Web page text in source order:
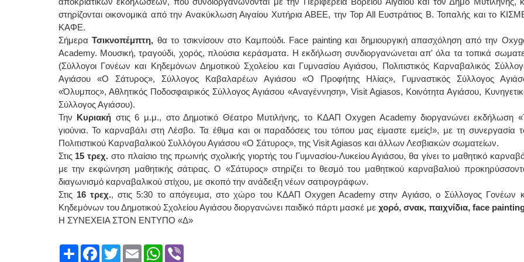
στηρίζονται οικονομικά από την Ανακύκλωση Αιγαίου Χυτήρια ΑΒΕΕ, την Top All Ευστράτιος Β. Τοπαλής και το
ΚΑΦΕ.
Σήμερα Τσικνοπέμπτη, θα το τσικνίσουν στο Καμπούδι. Face painting και δημιουργική απασχόληση από την
Academy. Μουσική, τραγούδι, χορός, πλούσια κεράσματα. H εκδήλωση συνδιοργανώνεται απ' όλα τα τοπικά
(Σύλλογοι Γονέων και Κηδεμόνων Δημοτικού Σχολείου και Γυμνασίου Αγιάσου, Πολιτιστικός Καρναβαλικός
Αγιάσου «Ο Σάτυρος», Σύλλογος Καβαλαρέων Αγιάσου «Ο Προφήτης Ηλίας», Γυμναστικός Σύλλογος
«Όλυμπος», Αθλητικός Ποδοσφαιρικός Σύλλογος Αγιάσου «Αναγέννηση», Visit Agiasos, Κοινότητα Αγιάσου,
Σύλλογος Αγιάσου).
Την Κυριακή στις 6 μ.μ., στο Δημοτικό Θέατρο Μυτιλήνης, το ΚΔΑΠ Oxygen Academy διοργανώνει εκδήλωση
γιούνια. Το καρναβάλι στη Λέσβο. Τα έθιμα και οι παραδόσεις του τόπου μας είμαστε εμείς!», με τη συνεργασία
Πολιτιστικού Καρναβαλικού Συλλόγου Αγιάσου «Ο Σάτυρος», της Visit Agiasos και άλλων Λεσβιακών σωματείων.
Στις 15 τρεχ. στο πλαίσιο της πρωινής σχολικής γιορτής του Γυμνασίου-Λυκείου Αγιάσου, θα γίνει το μαθητικό
με την εκφώνηση μαθητικής σάτιρας. Ο «Σάτυρος» στηρίζει το θεσμό του μαθητικού καρναβαλιού
διαγωνισμό καρναβαλικού στίχου, με σκοπό την ανάδειξη νέων σατιρογράφων.
Στις16 τρεχ., στις 5:30 το απόγευμα, στο χώρο του ΚΔΑΠ Oxygen Academy στην Αγιάσο, ο Σύλλογος Γονέων
Κηδεμόνων του Δημοτικού Σχολείου Αγιάσου διοργανώνει παιδικό πάρτι μασκέ με χορό, σνακ, παιχνίδια, face
Η ΣΥΝΕΧΕΙΑ ΣΤΟΝ ΕΝΤΥΠΟ «Δ»
ShareFacebook
TwitterEmailWhatsApp
Viber
ΚΩΝΣΤΑΝΤΙΝΟΣ Ε. ΑΡΩΝΗΣ
Holter πίεσης και ρυθμού
Δοκιμασία κοπώσεως Φορητός
υπέρηχος
Μυτιλήνη Βουρνάζων 2
τηλ.2251302311
Γέρα:Παπάδος τηλ.22510-83600
Φυσικοθεραπεύτρια Manual Therapist
Σταυρουλάκη-Γαλάτη Ιφιγένεια
Πτυχιούχος Φυσικοθεραπείας
ΑΤΕΙ Θεσσαλονίκης-PAMP
Σύμβαση με ΕΟΠΥΥ
Ασκληπιού 39 Χρυσομαλλούσα
Μυτιλήνη
τηλ. 22510-54898- 6977957180
ΙΩΑΝΝΗΣ Α.
Χειρουργός